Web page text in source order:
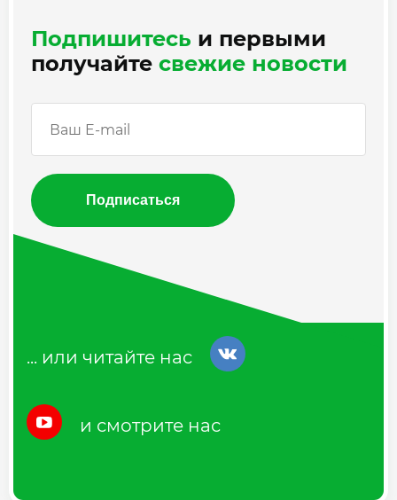
Подпишитесь и первыми
получайте свежие новости
Подписаться
... или читайте нас
и смотрите нас